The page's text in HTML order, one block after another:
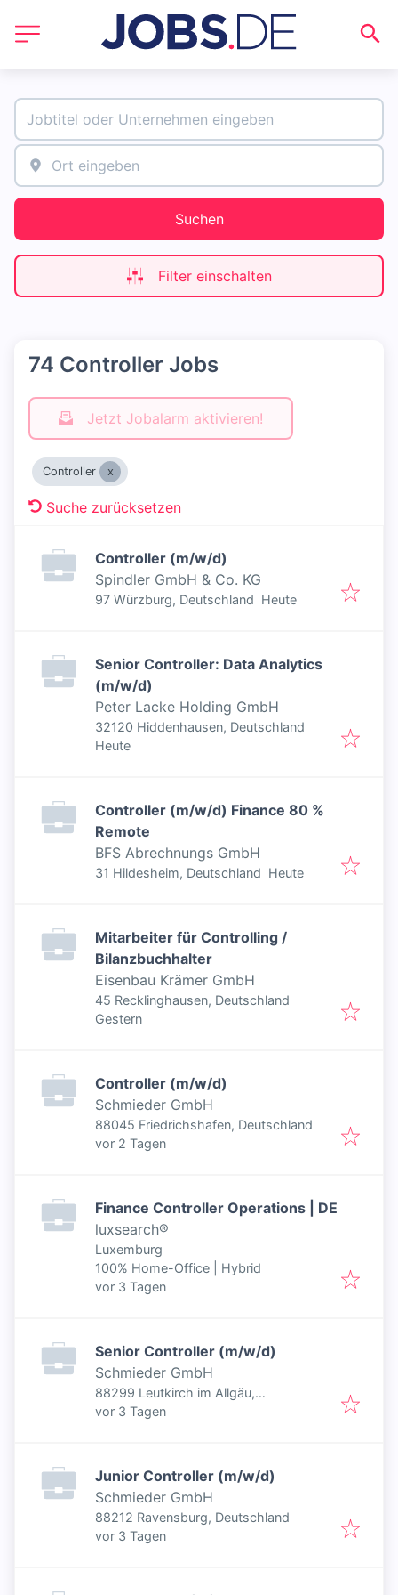
Suchen
Filter einschalten
74 Controller Jobs
Jetzt Jobalarm aktivieren!
Controller
Suche zurücksetzen
Controller (m/w/d)
Spindler GmbH & Co. KG
97 Würzburg, Deutschland Veröffentlicht
Heute
Senior Controller: Data Analytics
(m/w/d)
Peter Lacke Holding GmbH
32120 Hiddenhausen, Deutschland
Veröffentlicht
Heute
Controller (m/w/d) Finance 80 %
Remote
BFS Abrechnungs GmbH
31 Hildesheim, Deutschland Veröffentlicht:
Heute
Mitarbeiter für Controlling /
Bilanzbuchhalter
Eisenbau Krämer GmbH
45 Recklinghausen, Deutschland
Veröffentlicht
Gestern
Controller (m/w/d)
Schmieder GmbH
88045 Friedrichshafen, Deutschland
Veröffentlicht
vor 2 Tagen
Finance Controller Operations | DE
luxsearch®
Luxemburg
100% Home-Office | Hybrid
Veröffentlicht
vor 3 Tagen
Senior Controller (m/w/d)
Schmieder GmbH
88299 Leutkirch im Allgäu,
Deutschland
Veröffentlicht
vor 3 Tagen
Junior Controller (m/w/d)
Schmieder GmbH
88212 Ravensburg, Deutschland
Veröffentlicht
vor 3 Tagen